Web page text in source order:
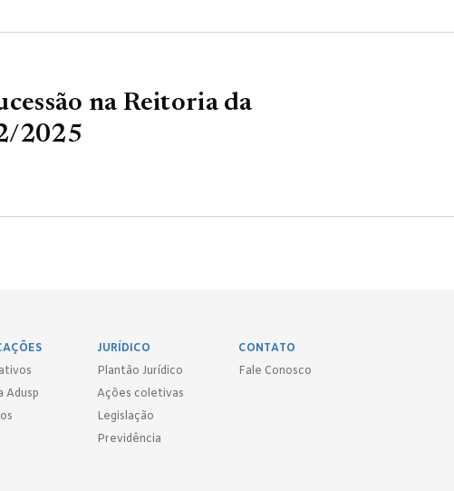
na Reitoria da
2025
Adusp
JURÍDICO
Plantão Jurídico
Ações coletivas
Legislação
Previdência
CONTATO
Fale Conosco